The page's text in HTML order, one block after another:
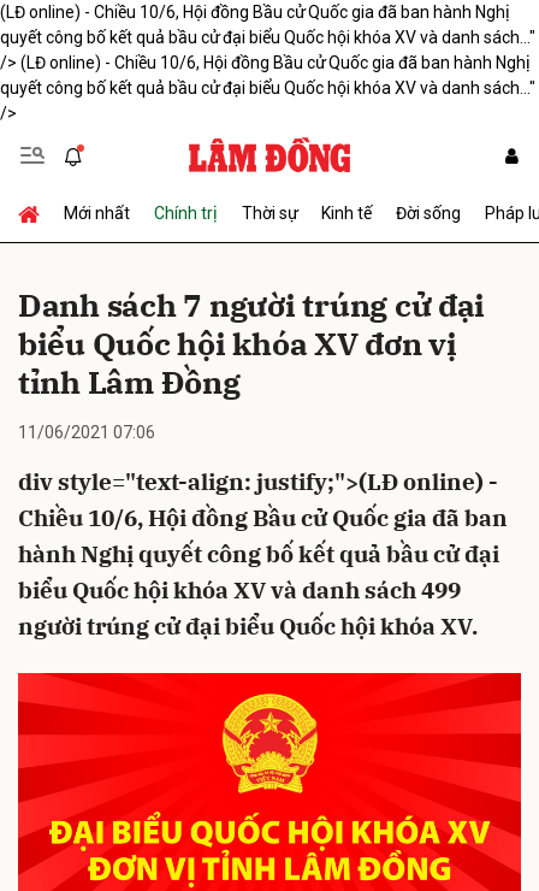
(LĐ online) - Chiều 10/6, Hội đồng Bầu cử Quốc gia đã ban hành Nghị
quyết công bố kết quả bầu cử đại biểu Quốc hội khóa XV và danh sách..."
/> (LĐ online) - Chiều 10/6, Hội đồng Bầu cử Quốc gia đã ban hành Nghị
quyết công bố kết quả bầu cử đại biểu Quốc hội khóa XV và danh sách..."
/>
Mới nhất Chính trị Thời sự Kinh tế Đời sống Pháp
Danh sách 7 người trúng cử đại
biểu Quốc hội khóa XV đơn vị
tỉnh Lâm Đồng
11/06/2021 07:06
div style="text-align: justify;">(LĐ online) -
Chiều 10/6, Hội đồng Bầu cử Quốc gia đã ban
hành Nghị quyết công bố kết quả bầu cử đại
biểu Quốc hội khóa XV và danh sách 499
người trúng cử đại biểu Quốc hội khóa XV.
Gửi bình luận